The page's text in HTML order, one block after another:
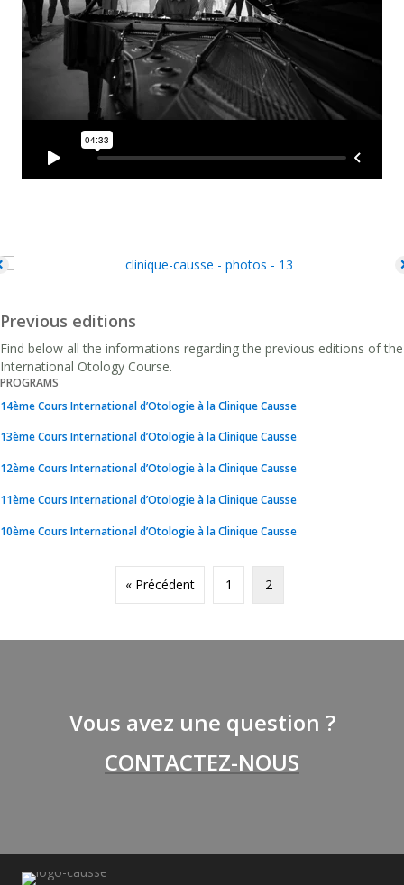
Previous editions
Find below all the informations regarding the previous editions of the
International Otology Course.
PROGRAMS
14ème Cours International d’Otologie à la Clinique Causse
13ème Cours International d’Otologie à la Clinique Causse
12ème Cours International d’Otologie à la Clinique Causse
11ème Cours International d’Otologie à la Clinique Causse
10ème Cours International d’Otologie à la Clinique Causse
« Précédent 1 2
Vous avez une question ?
CONTACTEZ-NOUS